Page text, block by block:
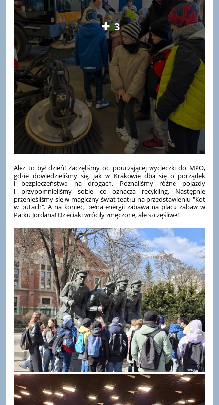
3
Ależ to był dzień! Zaczęliśmy od pouczającej wycieczki do MPO,
gdzie dowiedzieliśmy się, jak w Krakowie dba się o porządek
i bezpieczeństwo na drogach. Poznaliśmy różne pojazdy
i przypomnieliśmy sobie co oznacza recykling. Następnie
przenieśliśmy się w magiczny świat teatru na przedstawieniu "Kot
w butach". A na koniec, pełna energii zabawa na placu zabaw w
Parku Jordana! Dzieciaki wróciły zmęczone, ale szczęśliwe!